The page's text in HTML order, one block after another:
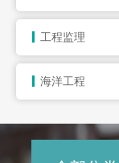
工程监理
海洋工程